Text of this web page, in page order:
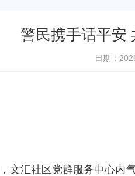
警民携手话平安
日期：
汇社区党群服务中心内